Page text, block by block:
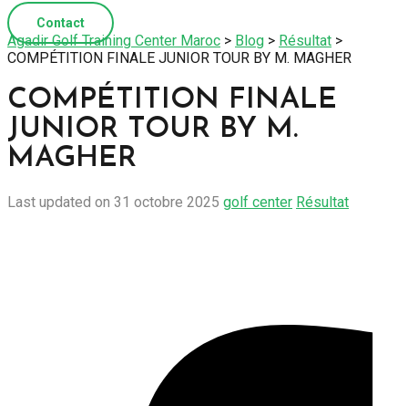
Contact
Agadir Golf Training Center Maroc > Blog > Résultat >
COMPÉTITION FINALE JUNIOR TOUR BY M. MAGHER
COMPÉTITION FINALE
JUNIOR TOUR BY M.
MAGHER
Last updated on 31 octobre 2025 golf center Résultat